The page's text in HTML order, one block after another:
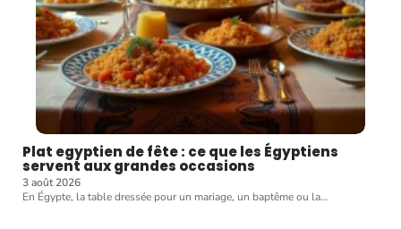
Plat egyptien de fête : ce que les Égyptiens
servent aux grandes occasions
3 août 2026
En Égypte, la table dressée pour un mariage, un baptême ou la…